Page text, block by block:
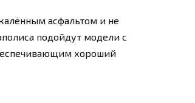
асфальтом и не
подойдут модели с
хороший